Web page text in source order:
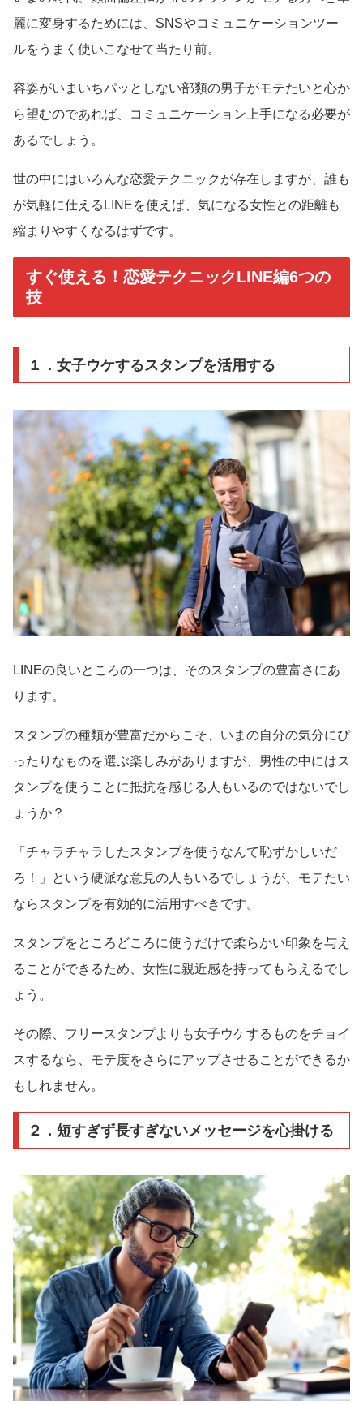
麗に変身するためには、SNSやコミュニケーションツー
ルをうまく使いこなせて当たり前。
容姿がいまいちパッとしない部類の男子がモテたいと心か
ら望むのであれば、コミュニケーション上手になる必要が
あるでしょう。
世の中にはいろんな恋愛テクニックが存在しますが、誰も
が気軽に仕えるLINEを使えば、気になる女性との距離も
縮まりやすくなるはずです。
すぐ使える！恋愛テクニックLINE編6つの
技
１．女子ウケするスタンプを活用する
LINEの良いところの一つは、そのスタンプの豊富さにあ
ります。
スタンプの種類が豊富だからこそ、いまの自分の気分にぴ
ったりなものを選ぶ楽しみがありますが、男性の中にはス
タンプを使うことに抵抗を感じる人もいるのではないでし
ょうか？
「チャラチャラしたスタンプを使うなんて恥ずかしいだ
ろ！」という硬派な意見の人もいるでしょうが、モテたい
ならスタンプを有効的に活用すべきです。
スタンプをところどころに使うだけで柔らかい印象を与え
ることができるため、女性に親近感を持ってもらえるでし
ょう。
その際、フリースタンプよりも女子ウケするものをチョイ
スするなら、モテ度をさらにアップさせることができるか
もしれません。
２．短すぎず長すぎないメッセージを心掛ける